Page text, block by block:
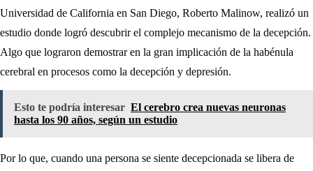
Universidad de California en San Diego, Roberto Malinow, realizó un
estudio donde logró descubrir el complejo mecanismo de la decepción.
Algo que lograron demostrar en la gran implicación de la habénula
cerebral en procesos como la decepción y depresión.
Esto te podría interesar El cerebro crea nuevas neuronas
hasta los 90 años, según un estudio
Por lo que, cuando una persona se siente decepcionada se libera de